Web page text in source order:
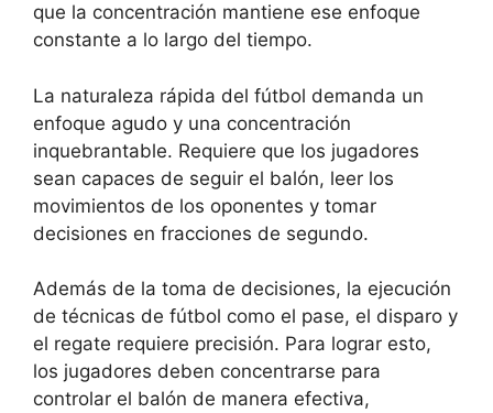
que la concentración mantiene ese enfoque
constante a lo largo del tiempo.
La naturaleza rápida del fútbol demanda un
enfoque agudo y una concentración
inquebrantable. Requiere que los jugadores
sean capaces de seguir el balón, leer los
movimientos de los oponentes y tomar
decisiones en fracciones de segundo.
Además de la toma de decisiones, la ejecución
de técnicas de fútbol como el pase, el disparo y
el regate requiere precisión. Para lograr esto,
los jugadores deben concentrarse para
controlar el balón de manera efectiva,